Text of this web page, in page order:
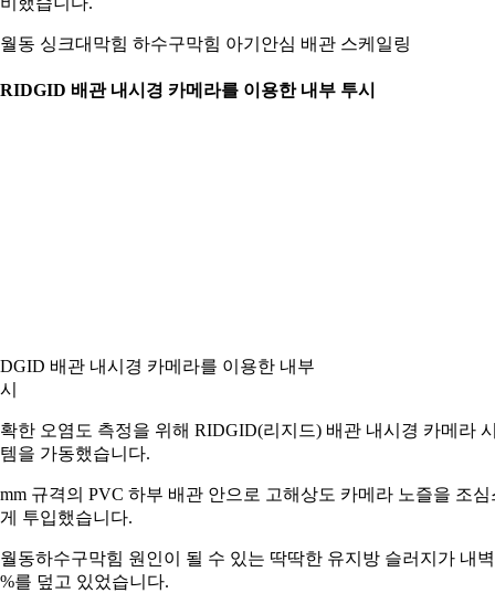
동 싱크대막힘 하수구막힘 아기안심 배관 스케일링
배관 내시경 카메라를 이용한 내부 투시
배관 내시경 카메라를 이용한 내부
한 오염도 측정을 위해 RIDGID(리지드) 배관 내시경 카메라
을 가동했습니다.
규격의 PVC 하부 배관 안으로 고해상도 카메라 노즐을 조심
투입했습니다.
동하수구막힘 원인이 될 수 있는 딱딱한 유지방 슬러지가 내
를 덮고 있었습니다.